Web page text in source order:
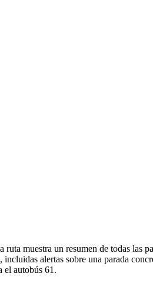
muestra un resumen de todas
alertas sobre una parada
el autobús 61.